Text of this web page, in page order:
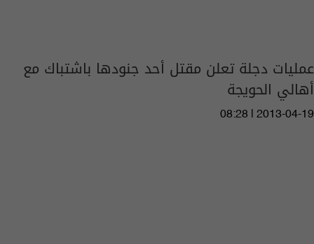
عمليات دجلة تعلن مقتل أحد جنودها باشتباك مع
أهالي الحويجة
08:28 | 2013-04-19